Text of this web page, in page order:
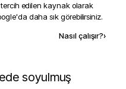
edilen kaynak olarak
daha sık görebilirsiniz.
Nasıl çalışır?›